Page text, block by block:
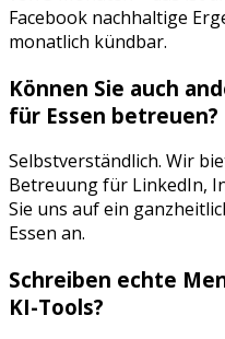
Facebook nachhaltige
monatlich kündbar.
Können Sie auch
für Essen betreuen?
Selbstverständlich. Wir
Betreuung für LinkedIn,
Sie uns auf ein
Essen an.
Schreiben echte
KI-Tools?